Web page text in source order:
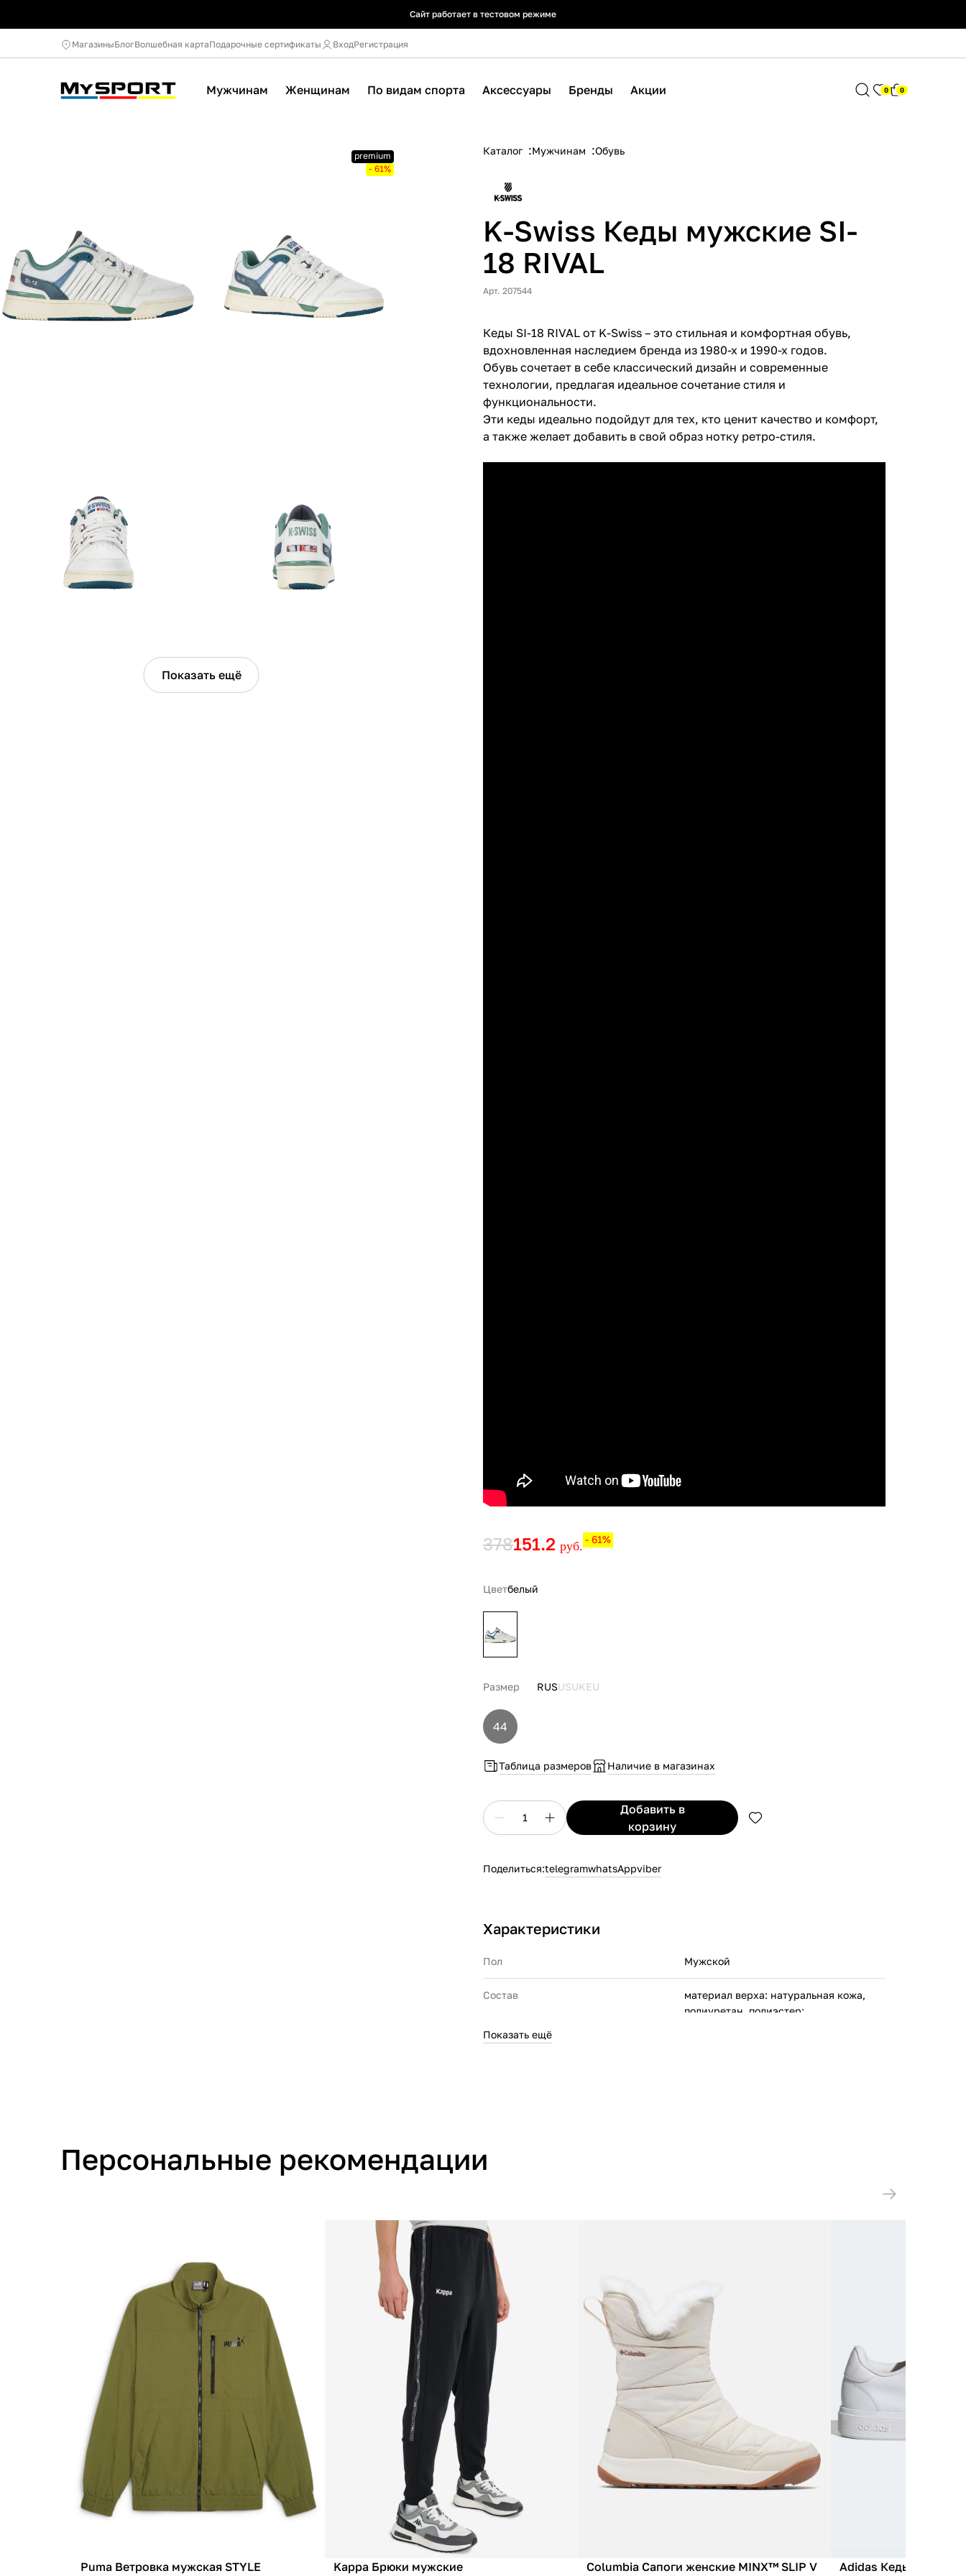
Сайт работает в тестовом режиме
Сайт работает в тестовом режиме
Сайт работает в тестовом режиме
МагазиныБлогВолшебная картаПодарочные сертификаты ВходРегистрация
Мужчинам Женщинам По видам спорта Аксессуары Бренды Акции 0 0
premium
- 61%
Показать ещё
Каталог Мужчинам Обувь
K-Swiss Кеды мужские SI-
18 RIVAL
Арт. 207544
Кеды SI-18 RIVAL от K-Swiss – это стильная и комфортная обувь,
вдохновленная наследием бренда из 1980-х и 1990-х годов.
Обувь сочетает в себе классический дизайн и современные
технологии, предлагая идеальное сочетание стиля и
функциональности.
Эти кеды идеально подойдут для тех, кто ценит качество и комфорт,
а также желает добавить в свой образ нотку ретро-стиля.
378151.2 руб. - 61%
Цветбелый
Размер RUSUSUKEU
44
Таблица размеров Наличие в магазинах
1
Добавитьв
корзину
Поделиться:telegramwhatsAppviber
Характеристики
Пол Мужской
Состав
материал верха: натуральная кожа,
полиуретан, полиэстер;
Артикул производителя
Показать ещё
Персональные рекомендации